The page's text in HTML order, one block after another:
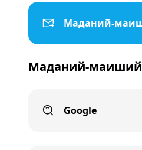
Маданий-
Маданий-маиший
Google